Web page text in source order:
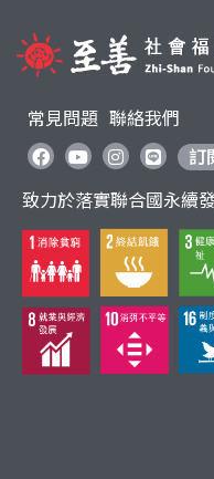
常見問題 聯絡我們
訂
致力於落實聯合國永續